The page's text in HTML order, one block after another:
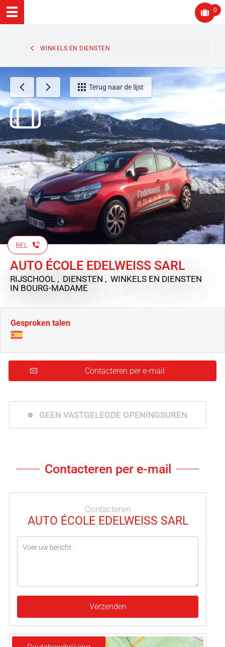
0
WINKELS EN DIENSTEN
Terug naar de lijst
BEL
AUTO ÉCOLE EDELWEISS SARL
RIJSCHOOL , DIENSTEN , WINKELS EN DIENSTEN
IN BOURG-MADAME
Gesproken talen
Contacteren per e-mail
GEEN VASTGELEGDE OPENINGSUREN
Contacteren per e-mail
Contacteren
AUTO ÉCOLE EDELWEISS SARL
Verzenden